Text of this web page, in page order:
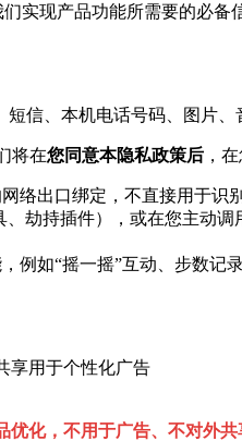
们实现产品功能所需要的必
信、本机电话号码、图片、
将在您同意本隐私政策后 ，
络出口绑定，不直接用于识
劫持插件），或在您主动
例如“摇一摇”互动、步数
享用于个性化广告
化，不用于广告、不对外共